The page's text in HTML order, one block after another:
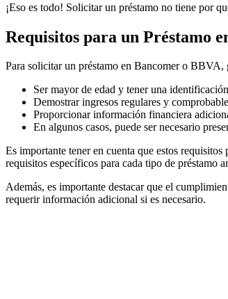
¡Eso es todo! Solicitar un préstamo no tiene por
Requisitos para un Préstamo
Para solicitar un préstamo en Bancomer o BBVA,
Ser mayor de edad y tener una
Demostrar ingresos regulares y
Proporcionar información financiera
En algunos casos, puede ser necesario
Es importante tener en cuenta que estos
requisitos específicos para cada tipo de préstamo
Además, es importante destacar que el
requerir información adicional si es necesario.